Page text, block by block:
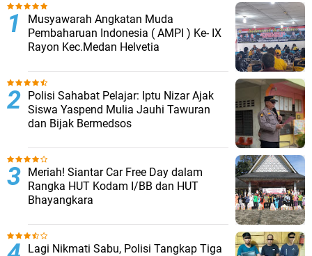
Musyawarah Angkatan Muda
Pembaharuan Indonesia ( AMPI ) Ke- IX
Rayon Kec.Medan Helvetia
Polisi Sahabat Pelajar: Iptu Nizar Ajak
Siswa Yaspend Mulia Jauhi Tawuran
dan Bijak Bermedsos
Meriah! Siantar Car Free Day dalam
Rangka HUT Kodam I/BB dan HUT
Bhayangkara
Lagi Nikmati Sabu, Polisi Tangkap Tiga